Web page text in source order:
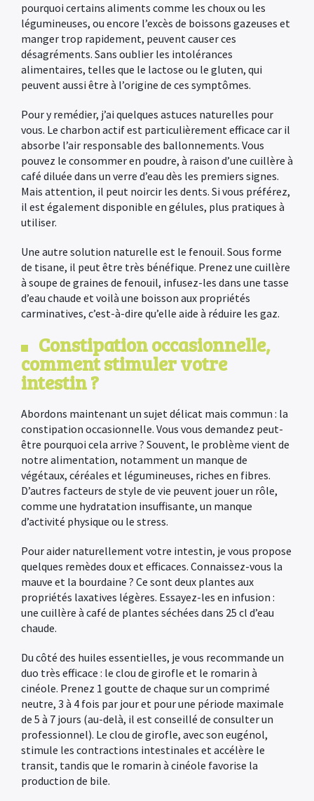
pourquoi certains aliments comme les choux ou les
légumineuses, ou encore l’excès de boissons gazeuses et
manger trop rapidement, peuvent causer ces
désagréments. Sans oublier les intolérances
alimentaires, telles que le lactose ou le gluten, qui
peuvent aussi être à l’origine de ces symptômes.
Pour y remédier, j’ai quelques astuces naturelles pour
vous. Le charbon actif est particulièrement efficace car il
absorbe l’air responsable des ballonnements. Vous
pouvez le consommer en poudre, à raison d’une cuillère à
café diluée dans un verre d’eau dès les premiers signes.
Mais attention, il peut noircir les dents. Si vous préférez,
il est également disponible en gélules, plus pratiques à
utiliser.
Une autre solution naturelle est le fenouil. Sous forme
de tisane, il peut être très bénéfique. Prenez une cuillère
à soupe de graines de fenouil, infusez-les dans une tasse
d’eau chaude et voilà une boisson aux propriétés
carminatives, c’est-à-dire qu’elle aide à réduire les gaz.
Constipation occasionnelle,
comment stimuler votre
intestin ?
Abordons maintenant un sujet délicat mais commun : la
constipation occasionnelle. Vous vous demandez peut-
être pourquoi cela arrive ? Souvent, le problème vient de
notre alimentation, notamment un manque de
végétaux, céréales et légumineuses, riches en fibres.
D’autres facteurs de style de vie peuvent jouer un rôle,
comme une hydratation insuffisante, un manque
d’activité physique ou le stress.
Pour aider naturellement votre intestin, je vous propose
quelques remèdes doux et efficaces. Connaissez-vous la
mauve et la bourdaine ? Ce sont deux plantes aux
propriétés laxatives légères. Essayez-les en infusion :
une cuillère à café de plantes séchées dans 25 cl d’eau
chaude.
Du côté des huiles essentielles, je vous recommande un
duo très efficace : le clou de girofle et le romarin à
cinéole. Prenez 1 goutte de chaque sur un comprimé
neutre, 3 à 4 fois par jour et pour une période maximale
de 5 à 7 jours (au-delà, il est conseillé de consulter un
professionnel). Le clou de girofle, avec son eugénol,
stimule les contractions intestinales et accélère le
transit, tandis que le romarin à cinéole favorise la
production de bile.